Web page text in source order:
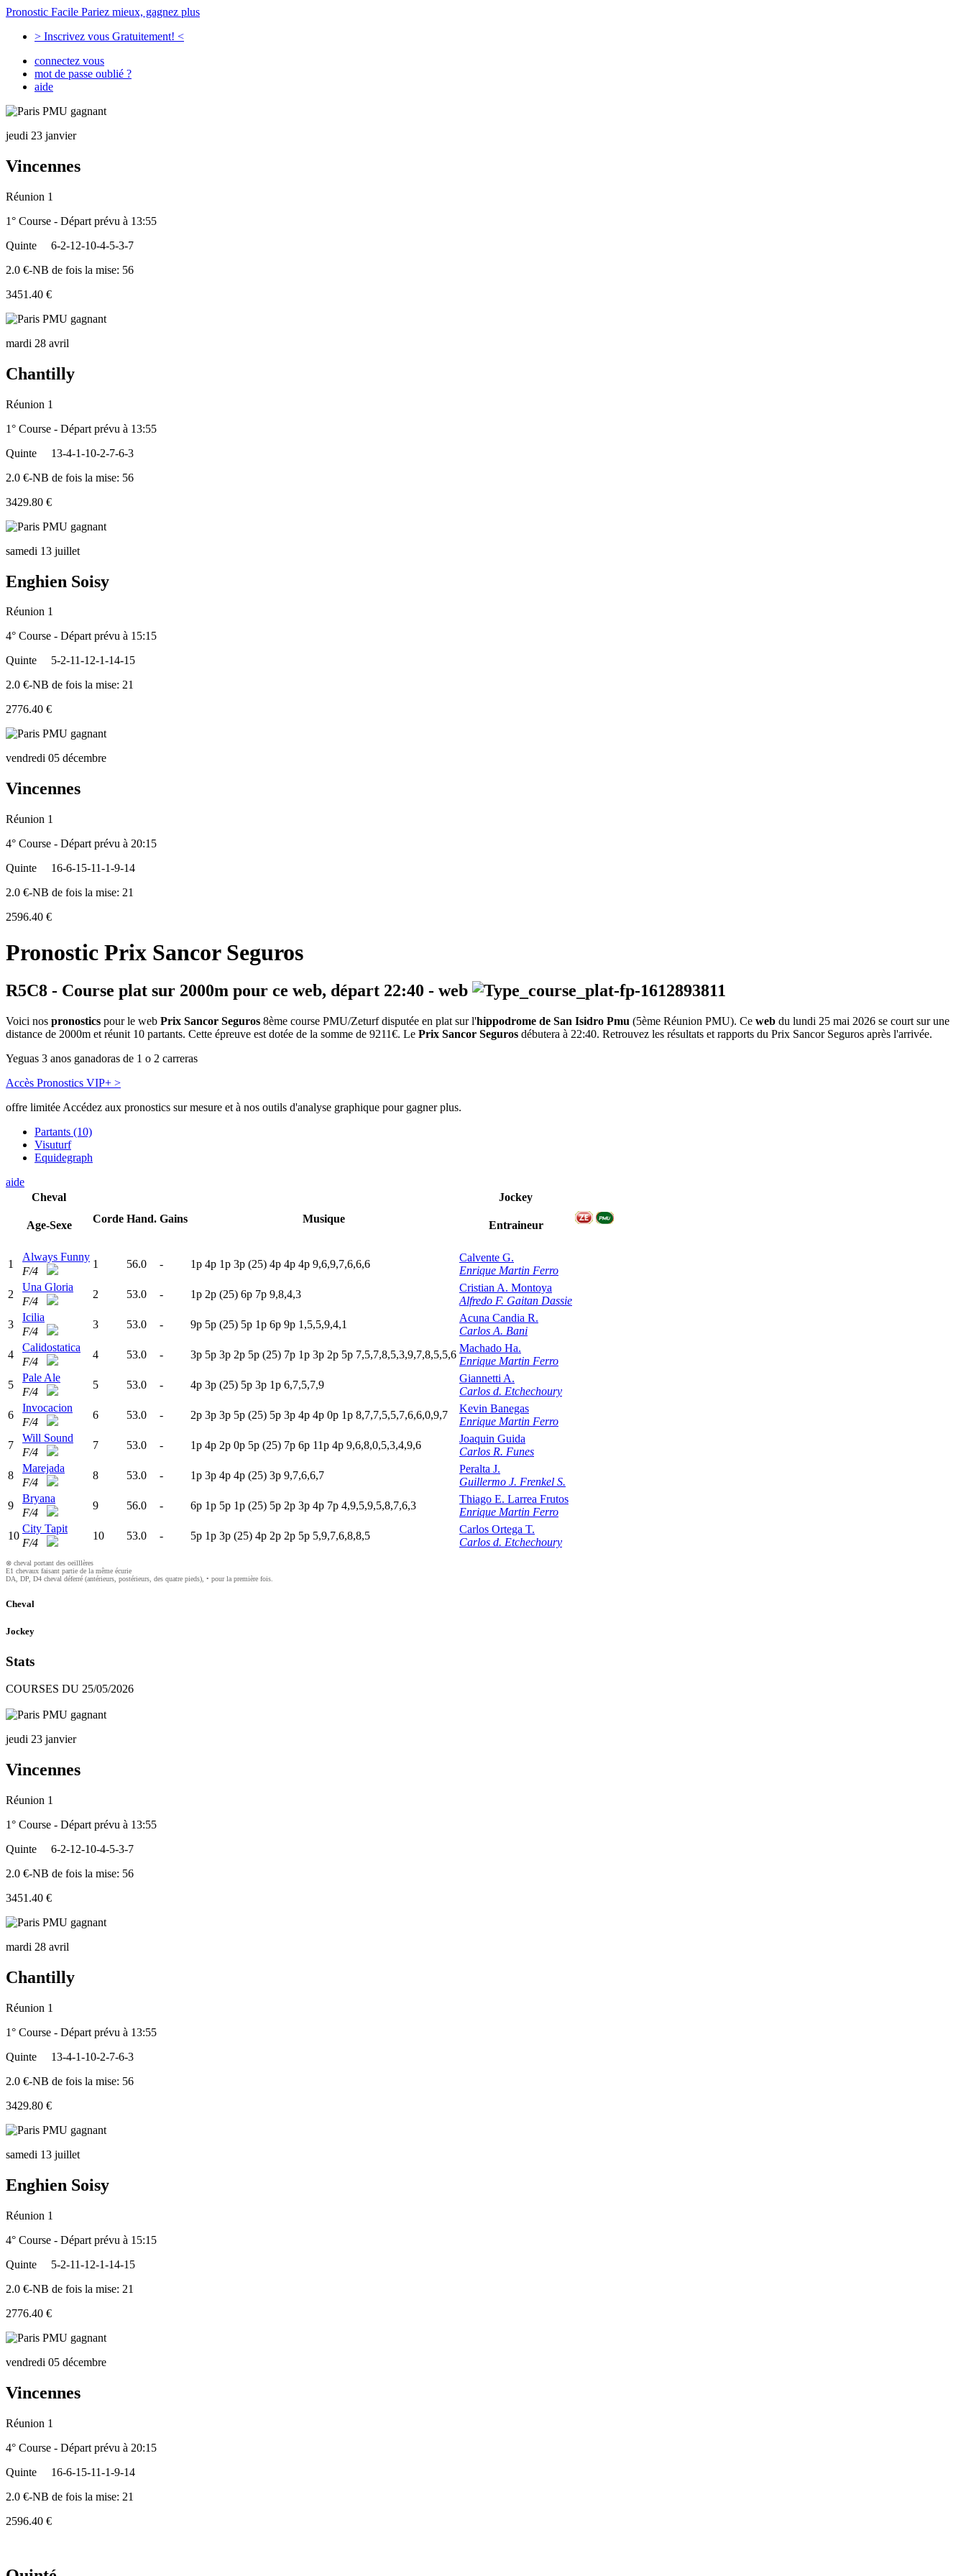
Pronostic Facile Pariez mieux, gagnez plus
> Inscrivez vous Gratuitement! <
connectez vous
mot de passe oublié ?
aide
jeudi 23 janvier
Vincennes
Réunion 1
1° Course - Départ prévu à 13:55
Quinte
6-2-12-10-4-5-3-7
2.0 €-NB de fois la mise: 56
3451.40 €
mardi 28 avril
Chantilly
Réunion 1
1° Course - Départ prévu à 13:55
Quinte
13-4-1-10-2-7-6-3
2.0 €-NB de fois la mise: 56
3429.80 €
samedi 13 juillet
Enghien Soisy
Réunion 1
4° Course - Départ prévu à 15:15
Quinte
5-2-11-12-1-14-15
2.0 €-NB de fois la mise: 21
2776.40 €
vendredi 05 décembre
Vincennes
Réunion 1
4° Course - Départ prévu à 20:15
Quinte
16-6-15-11-1-9-14
2.0 €-NB de fois la mise: 21
2596.40 €
Pronostic Prix Sancor Seguros
R5C8 - Course plat sur 2000m pour ce web, départ 22:40 - web
Voici nos pronostics pour le web Prix Sancor Seguros 8ème course PMU/Zeturf disputée en plat sur l'hippodrome de San Isidro Pmu (5ème Réunion PMU). Ce web du lundi 25 mai 2026 se court sur une
distance de 2000m et réunit 10 partants. Cette épreuve est dotée de la somme de 9211€. Le Prix Sancor Seguros débutera à 22:40. Retrouvez les résultats et rapports du Prix Sancor Seguros après l'arrivée.
Yeguas 3 anos ganadoras de 1 o 2 carreras
Accès Pronostics VIP+ >
offre limitée Accédez aux pronostics sur mesure et à nos outils d'analyse graphique pour gagner plus.
Partants (10)
Visuturf
Equidegraph
aide
Cheval
Age-Sexe
Corde Hand. Gains Musique
Jockey
Entraineur
1
Always Funny
F/4
1 56.0 - 1p 4p 1p 3p (25) 4p 4p 4p 9,6,9,7,6,6,6
Calvente G.
Enrique Martin Ferro
2
Una Gloria
F/4
2 53.0 - 1p 2p (25) 6p 7p 9,8,4,3
Cristian A. Montoya
Alfredo F. Gaitan Dassie
3
Icilia
F/4
3 53.0 - 9p 5p (25) 5p 1p 6p 9p 1,5,5,9,4,1
Acuna Candia R.
Carlos A. Bani
4
Calidostatica
F/4
4 53.0 - 3p 5p 3p 2p 5p (25) 7p 1p 3p 2p 5p 7,5,7,8,5,3,9,7,8,5,5,6
Machado Ha.
Enrique Martin Ferro
5
Pale Ale
F/4
5 53.0 - 4p 3p (25) 5p 3p 1p 6,7,5,7,9
Giannetti A.
Carlos d. Etchechoury
6
Invocacion
F/4
6 53.0 - 2p 3p 3p 5p (25) 5p 3p 4p 4p 0p 1p 8,7,7,5,5,7,6,6,0,9,7
Kevin Banegas
Enrique Martin Ferro
7
Will Sound
F/4
7 53.0 - 1p 4p 2p 0p 5p (25) 7p 6p 11p 4p 9,6,8,0,5,3,4,9,6
Joaquin Guida
Carlos R. Funes
8
Marejada
F/4
8 53.0 - 1p 3p 4p 4p (25) 3p 9,7,6,6,7
Peralta J.
Guillermo J. Frenkel S.
9
Bryana
F/4
9 56.0 - 6p 1p 5p 1p (25) 5p 2p 3p 4p 7p 4,9,5,9,5,8,7,6,3
Thiago E. Larrea Frutos
Enrique Martin Ferro
10
City Tapit
F/4
10 53.0 - 5p 1p 3p (25) 4p 2p 2p 5p 5,9,7,6,8,8,5
Carlos Ortega T.
Carlos d. Etchechoury
⊗ cheval portant des oeilllères
E1 chevaux faisant partie de la même écurie
DA, DP, D4 cheval déferré (antérieurs, postérieurs, des quatre pieds), • pour la première fois.
Cheval
Jockey
Stats
COURSES DU 25/05/2026
jeudi 23 janvier
Vincennes
Réunion 1
1° Course - Départ prévu à 13:55
Quinte
6-2-12-10-4-5-3-7
2.0 €-NB de fois la mise: 56
3451.40 €
mardi 28 avril
Chantilly
Réunion 1
1° Course - Départ prévu à 13:55
Quinte
13-4-1-10-2-7-6-3
2.0 €-NB de fois la mise: 56
3429.80 €
samedi 13 juillet
Enghien Soisy
Réunion 1
4° Course - Départ prévu à 15:15
Quinte
5-2-11-12-1-14-15
2.0 €-NB de fois la mise: 21
2776.40 €
vendredi 05 décembre
Vincennes
Réunion 1
4° Course - Départ prévu à 20:15
Quinte
16-6-15-11-1-9-14
2.0 €-NB de fois la mise: 21
2596.40 €